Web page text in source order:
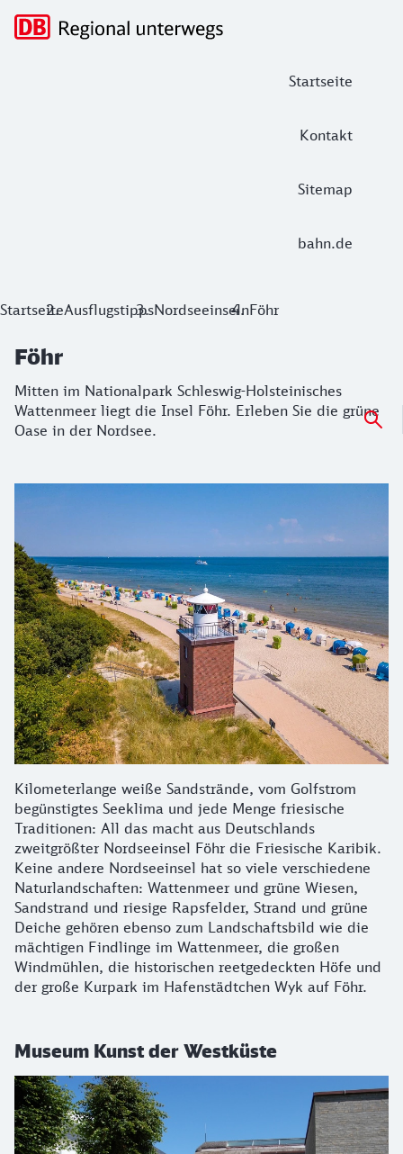
Startseite
Kontakt
Sitemap
bahn.de
Hauptnavigation
Föhr
StartseiteAusflugstippsNordseeinselnFöhr
Föhr
Mitten im Nationalpark Schleswig-Holsteinisches
Wattenmeer liegt die Insel Föhr. Erleben Sie die grüne
Oase in der Nordsee.
Details zu Borkum
Kilometerlange weiße Sandstrände, vom Golfstrom
begünstigtes Seeklima und jede Menge friesische
Traditionen: All das macht aus Deutschlands
zweitgrößter Nordseeinsel Föhr die Friesische Karibik.
Keine andere Nordseeinsel hat so viele verschiedene
Naturlandschaften: Wattenmeer und grüne Wiesen,
Sandstrand und riesige Rapsfelder, Strand und grüne
Deiche gehören ebenso zum Landschaftsbild wie die
mächtigen Findlinge im Wattenmeer, die großen
Windmühlen, die historischen reetgedeckten Höfe und
der große Kurpark im Hafenstädtchen Wyk auf Föhr.
Museum Kunst der Westküste